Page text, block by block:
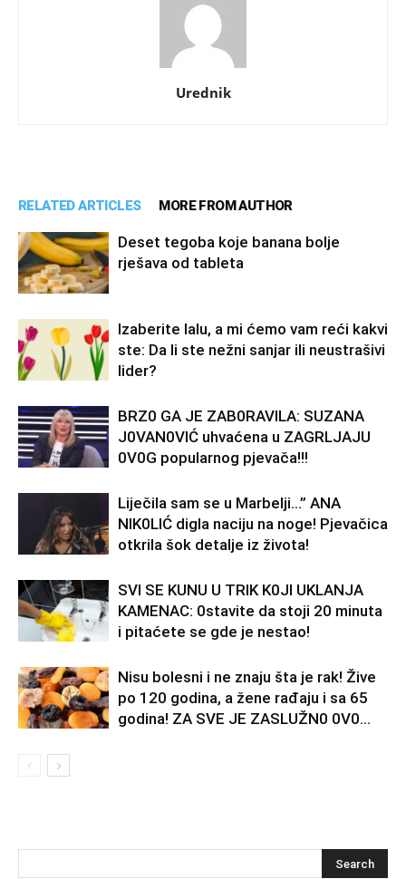
Urednik
RELATED ARTICLES MORE FROM AUTHOR
Deset tegoba koje banana bolje
rješava od tableta
Izaberite lalu, a mi ćemo vam reći kakvi
ste: Da li ste nežni sanjar ili neustrašivi
lider?
BRZ0 GA JE ZAB0RAVlLA: SUZANA
J0VAN0VIĆ uhvaćena u ZAGRLJAJU
0V0G popularnog pjevača!!!
Liječila sam se u Marbelji…” ANA
NlK0LlĆ digla naciju na noge! Pjevačica
otkrila šok detalje iz života!
SVl SE KUNU U TRlK K0Jl UKLANJA
KAMENAC: 0stavite da stoji 20 minuta
i pitaćete se gde je nestao!
Nisu bolesni i ne znaju šta je rak! Žive
po 120 godina, a žene rađaju i sa 65
godina! ZA SVE JE ZASLUŽN0 0V0...